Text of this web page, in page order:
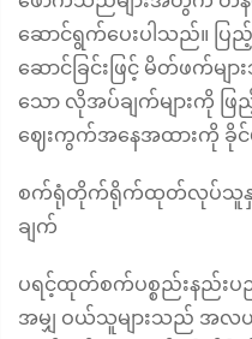
ဆောင်ရွက်ပေးပါသည်။ ပြ
ဆောင်ခြင်းဖြင့် မိတ်ဖက်မ
သော လိုအပ်ချက်များကို ဖ
ဈေးကွက်အနေအထားကို ခိုင်
စက်ရုံတိုက်ရိုက်ထုတ်လုပ်သူနှင့်
ချက်
ပရင့်ထုတ်စက်ပစ္စည်းနည်းပ
အမျှ ဝယ်သူများသည် အလ